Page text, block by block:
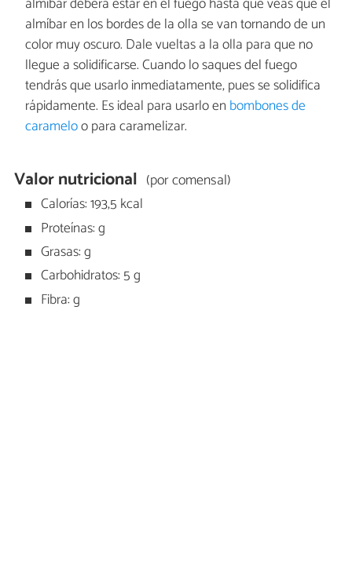
almíbar en los bordes de la olla se van tornando de un
color muy oscuro. Dale vueltas a la olla para que no
llegue a solidificarse. Cuando lo saques del fuego
tendrás que usarlo inmediatamente, pues se solidifica
rápidamente. Es ideal para usarlo en bombones de
carameloo para caramelizar.
Valor nutricional (por comensal)
Calorías: 193,5 kcal
Proteínas: g
Grasas: g
Carbohidratos: 5 g
Fibra: g